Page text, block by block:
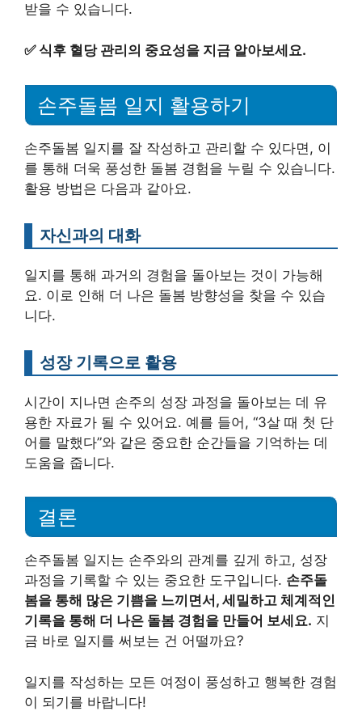
받을 수 있습니다.
✅ 식후 혈당 관리의 중요성을 지금 알아보세요.
손주돌봄 일지 활용하기
손주돌봄 일지를 잘 작성하고 관리할 수 있다면, 이
를 통해 더욱 풍성한 돌봄 경험을 누릴 수 있습니다.
활용 방법은 다음과 같아요.
자신과의 대화
일지를 통해 과거의 경험을 돌아보는 것이 가능해
요. 이로 인해 더 나은 돌봄 방향성을 찾을 수 있습
니다.
성장 기록으로 활용
시간이 지나면 손주의 성장 과정을 돌아보는 데 유
용한 자료가 될 수 있어요. 예를 들어, “3살 때 첫 단
어를 말했다”와 같은 중요한 순간들을 기억하는 데
도움을 줍니다.
결론
손주돌봄 일지는 손주와의 관계를 깊게 하고, 성장
과정을 기록할 수 있는 중요한 도구입니다. 손주돌
봄을 통해 많은 기쁨을 느끼면서, 세밀하고 체계적인
기록을 통해 더 나은 돌봄 경험을 만들어 보세요. 지
금 바로 일지를 써보는 건 어떨까요?
일지를 작성하는 모든 여정이 풍성하고 행복한 경험
이 되기를 바랍니다!